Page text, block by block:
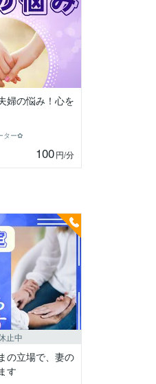
婦の悩み！心を
ター✿
100円/分
止中
の立場で、妻の
す